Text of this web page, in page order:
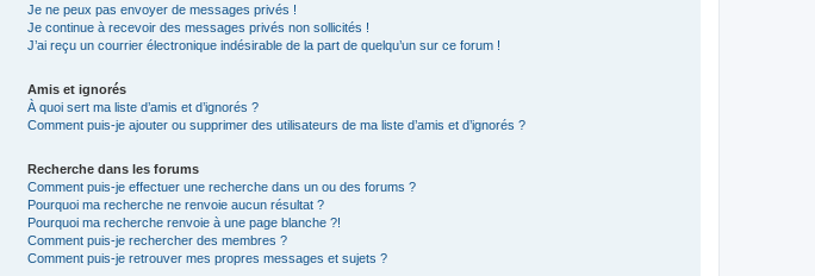
Je ne peux pas envoyer de messages privés !
Je continue à recevoir des messages privés non sollicités !
J’ai reçu un courrier électronique indésirable de la part de quelqu’un sur ce forum !
Amis et ignorés
À quoi sert ma liste d’amis et d’ignorés ?
Comment puis-je ajouter ou supprimer des utilisateurs de ma liste d’amis et d’ignorés ?
Recherche dans les forums
Comment puis-je effectuer une recherche dans un ou des forums ?
Pourquoi ma recherche ne renvoie aucun résultat ?
Pourquoi ma recherche renvoie à une page blanche ?!
Comment puis-je rechercher des membres ?
Comment puis-je retrouver mes propres messages et sujets ?